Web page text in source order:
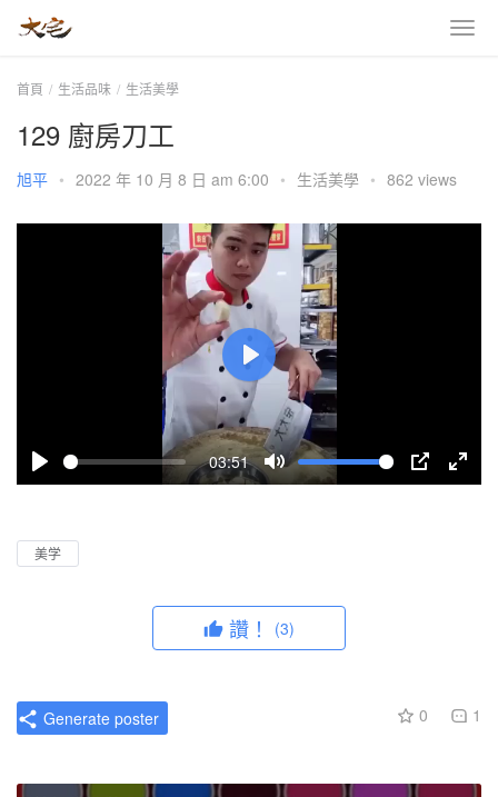
首頁 生活品味 生活美學
129 廚房刀工
旭平 • 2022 年 10 月 8 日 am 6:00 • 生活美學 • 862 views
P
a
03:51
M
P
E
l
c
P
l
a
y
美学
讚！ (3)
0 1
Generate poster